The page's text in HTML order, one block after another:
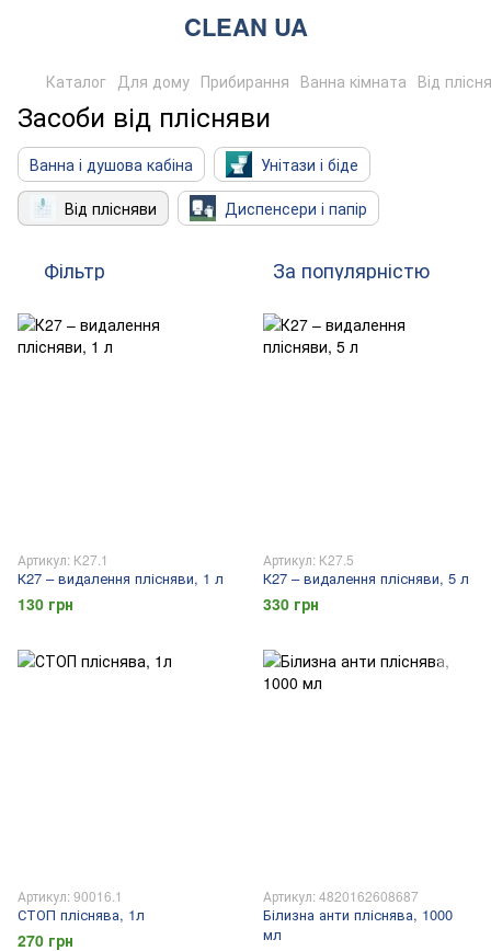
CLEAN UA
Каталог Для дому Прибирання Ванна кімната Від
Засоби від плісняви
Ванна і душова кабіна
Унітази і біде
Від плісняви
Диспенсери і папір
Фільтр За популярністю
Артикул: К27.1
К27 – видалення плісняви, 1 л
130 грн
Артикул: К27.5
К27 – видалення плісняви, 5 л
330 грн
Артикул: 90016.1
СТОП пліснява, 1л
270 грн
Артикул: 4820162608687
Білизна анти пліснява, 1000
мл